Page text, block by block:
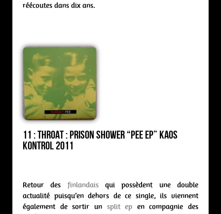
réécoutes dans dix ans.
11 : Throat : prison shower “Pee ep” Kaos
Kontrol 2011
Retour des finlandaisqui possèdent une double
actualité puisqu’en dehors de ce single, ils viennent
également de sortir un split ep en compagnie des